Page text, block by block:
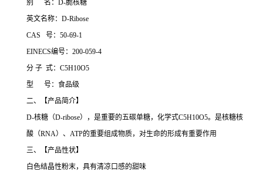
别 名：D-脆核糖
英文名称：D-Ribose
CAS 号：50-69-1
EINECS编号：200-059-4
分 子 式：C5H10O5
型 号：食品级
二、【产品简介】
D-核糖（D-ribose），是重要的五碳单糖，化学式C5H10O5。是核糖核
酸（RNA）、ATP的重要组成物质，对生命的形成有重要作用
三、【产品性状】
白色结晶性粉末，具有清凉口感的甜味